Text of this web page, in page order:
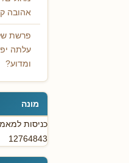
אהובה
פרשת
עלתה
ומדוע?
מונה
כניסות
12764843